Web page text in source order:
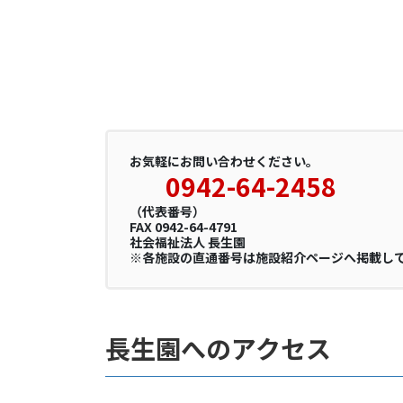
お気軽にお問い合わせください。
0942-64-2458
（代表番号）
FAX 0942-64-4791
社会福祉法人 長生園
※各施設の直通番号は施設紹介ページへ掲載して
長生園へのアクセス